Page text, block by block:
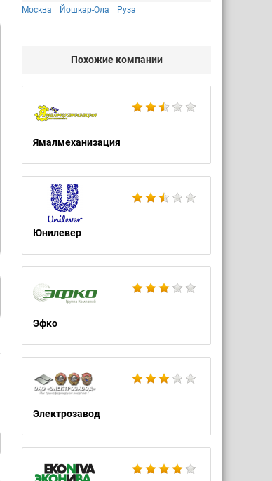
Москва Йошкар-Ола Руза
Похожие компании
Ямалмеханизация
Юнилевер
Эфко
Электрозавод